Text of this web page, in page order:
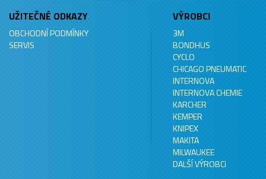
UŽITEČNÉ ODKAZY
OBCHODNÍ PODMÍNKY
SERVIS
VÝROBCI
3M
BONDHUS
CYCLO
CHICAGO PNEUMATIC
INTERNOVA
INTERNOVA CHEMIE
KARCHER
KEMPER
KNIPEX
MAKITA
MILWAUKEE
DALŠÍ VÝROBCI